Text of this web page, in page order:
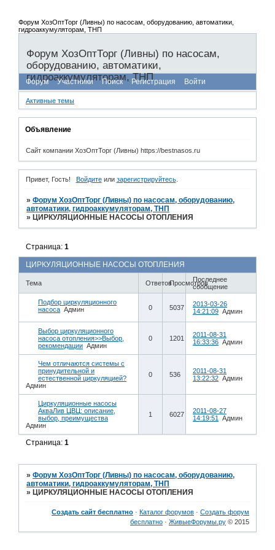
Форум ХозОптТорг (Ливны) по насосам, оборудованию, автоматики,
гидроаккумуляторам, ТНП
Форум ХозОптТорг (Ливны) по насосам,
оборудованию, автоматики,
гидроаккумуляторам, ТНП
Форум Участники Поиск Регистрация Войти
Активные темы
Объявление
Сайт компании ХозОптТорг (Ливны) https://bestnasos.ru
Привет, Гость! Войдитеили зарегистрируйтесь.
»Форум ХозОптТорг (Ливны) по насосам, оборудованию,
автоматики, гидроаккумуляторам, ТНП
» ЦИРКУЛЯЦИОННЫЕ НАСОСЫ ОТОПЛЕНИЯ
ЦИРКУЛЯЦИОННЫЕ НАСОСЫ ОТОПЛЕНИЯ
Страница:1
Тема ОтветовПросмотровПоследнее
сообщение
Подбор циркуляционного
насоса Админ 0 5037
2013-03-26
14:21:09 Админ
Выбор циркуляционного
насоса отопления>>Выбор,
рекомендации Админ
0 1201
2011-08-31
16:33:36 Админ
Чем отличаются системы с
принудительной и
естественной циркуляцией?
Админ
0 536
2011-08-31
13:22:32 Админ
Циркуляционные насосы
АкваЛив ЦВЦ: описание,
выбор, преимущества
Админ
1 6027
2011-08-27
14:19:51
Админ
Страница:1
»Форум ХозОптТорг (Ливны) по насосам, оборудованию,
автоматики, гидроаккумуляторам, ТНП
» ЦИРКУЛЯЦИОННЫЕ НАСОСЫ ОТОПЛЕНИЯ
Создать сайт бесплатно · Каталог форумов · Создать форум
бесплатно · ЖивыеФорумы.ру © 2015